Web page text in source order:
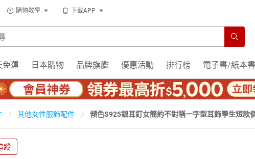
購物教學 下載APP
免運 日本購物 品牌旗艦 優惠活動 排行榜 電子書/紙本書
其他女性服飾配件 傾色S925銀耳釘女簡約不對稱一字型耳飾學生短款
蹤